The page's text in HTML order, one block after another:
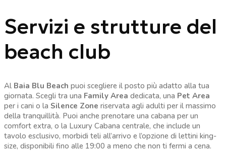
Servizi e strutture del
beach club
Al Baia Blu Beach puoi scegliere il posto più adatto alla tua
giornata. Scegli tra una Family Area dedicata, una Pet Area
per i cani o la Silence Zone riservata agli adulti per il massimo
della tranquillità. Puoi anche prenotare una cabana per un
comfort extra, o la Luxury Cabana centrale, che include un
tavolo esclusivo, morbidi teli all’arrivo e l’opzione di lettini king-
size, disponibili fino alle 19:00 a meno che non ti fermi a cena.